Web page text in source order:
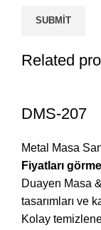
Related
DMS-207
Metal Masa
Fiyatları
Duayen Masa
tasarımları ve
Kolay